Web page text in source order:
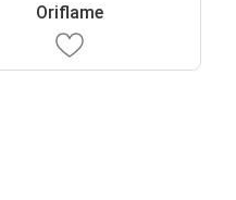
Oriflame